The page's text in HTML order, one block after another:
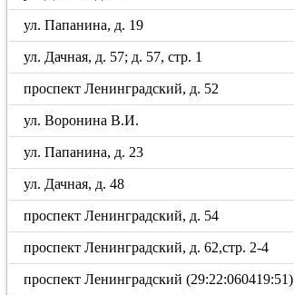
ул. Папанина, д. 19
ул. Дачная, д. 57; д. 57, стр. 1
проспект Ленинградский, д. 52
ул. Воронина В.И.
ул. Папанина, д. 23
ул. Дачная, д. 48
проспект Ленинградский, д. 54
проспект Ленинградский, д. 62,стр. 2-4
проспект Ленинградский (29:22:060419:51)